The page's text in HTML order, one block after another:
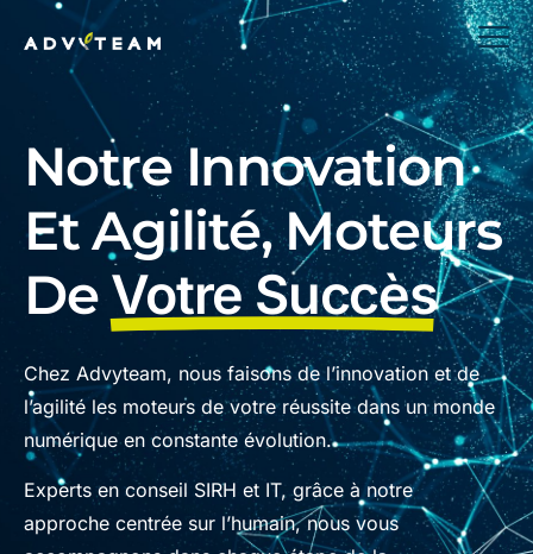
Notre Innovation
Et Agilité, Moteurs
De Votre Succès
Chez Advyteam, nous faisons de l’innovation et de
l’agilité les moteurs de votre réussite dans un monde
numérique en constante évolution.
Experts en conseil SIRH et IT, grâce à notre
approche centrée sur l’humain, nous vous